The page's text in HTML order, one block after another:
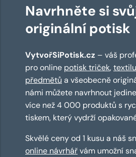
Navrhněte si
originální potisk
VytvořSiPotisk.cz – váš
pro online potisk triček,textilu
předmětů a všeobecně
námi můžete navrhnout
více než 4 000 produktů s
tiskem, který vydrží
Skvělé ceny od 1 kusu a náš
online návrhářvám umožní